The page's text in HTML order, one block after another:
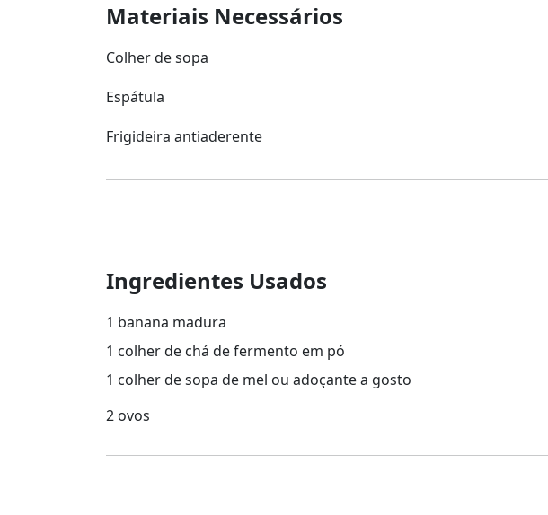
Materiais Necessários
Colher de sopa
Espátula
Frigideira antiaderente
Ingredientes Usados
1 banana madura
1 colher de chá de fermento em pó
1 colher de sopa de mel ou adoçante a gosto
2 ovos